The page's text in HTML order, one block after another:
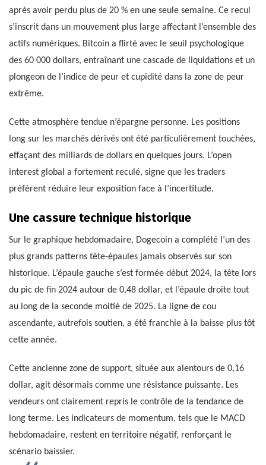
après avoir perdu plus de 20 % en une seule semaine. Ce recul
s’inscrit dans un mouvement plus large affectant l’ensemble des
actifs numériques. Bitcoin a flirté avec le seuil psychologique
des 60 000 dollars, entraînant une cascade de liquidations et un
plongeon de l’indice de peur et cupidité dans la zone de peur
extrême.
Cette atmosphère tendue n’épargne personne. Les positions
long sur les marchés dérivés ont été particulièrement touchées,
effaçant des milliards de dollars en quelques jours. L’open
interest global a fortement reculé, signe que les traders
préfèrent réduire leur exposition face à l’incertitude.
Une cassure technique historique
Sur le graphique hebdomadaire, Dogecoin a complété l’un des
plus grands patterns tête-épaules jamais observés sur son
historique. L’épaule gauche s’est formée début 2024, la tête lors
du pic de fin 2024 autour de 0,48 dollar, et l’épaule droite tout
au long de la seconde moitié de 2025. La ligne de cou
ascendante, autrefois soutien, a été franchie à la baisse plus tôt
cette année.
Cette ancienne zone de support, située aux alentours de 0,16
dollar, agit désormais comme une résistance puissante. Les
vendeurs ont clairement repris le contrôle de la tendance de
long terme. Les indicateurs de momentum, tels que le MACD
hebdomadaire, restent en territoire négatif, renforçant le
scénario baissier.